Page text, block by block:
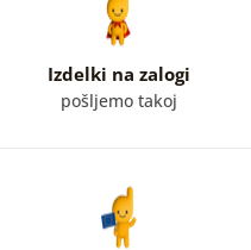
Izdelki na zalogi
pošljemo takoj